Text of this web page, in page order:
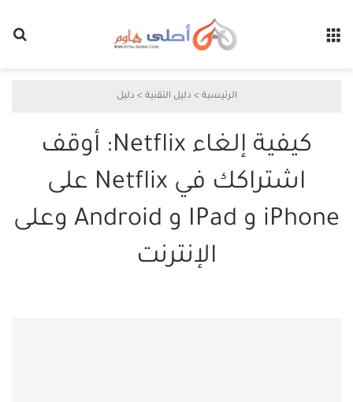
الرئيسية > دليل التقنية > دليل
كيفية إلغاء Netflix: أوقف
اشتراكك في Netflix على
iPhone و IPad و Android وعلى
الإنترنت